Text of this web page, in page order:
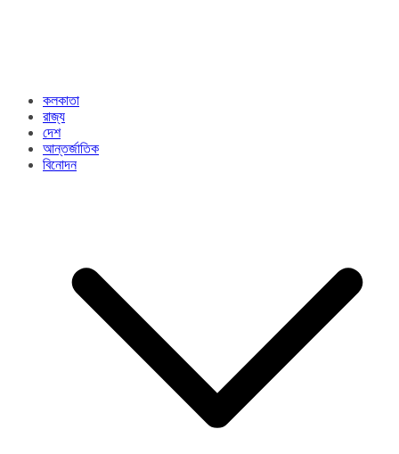
কলকাতা
রাজ্য​
দেশ
আন্তর্জাতিক
বিনোদন